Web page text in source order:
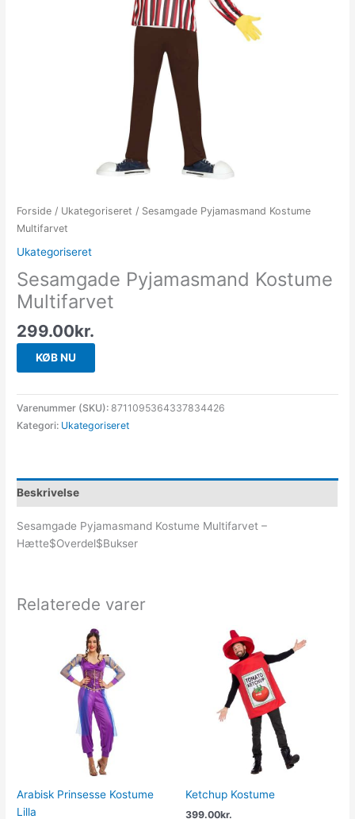
Forside / Ukategoriseret / Sesamgade Pyjamasmand Kostume
Multifarvet
Ukategoriseret
Sesamgade Pyjamasmand Kostume
Multifarvet
299.00kr.
KØB NU
Varenummer (SKU):8711095364337834426
Kategori: Ukategoriseret
Beskrivelse
Sesamgade Pyjamasmand Kostume Multifarvet –
Hætte$Overdel$Bukser
Relaterede varer
Arabisk Prinsesse Kostume
Lilla
Ketchup Kostume
399.00kr.